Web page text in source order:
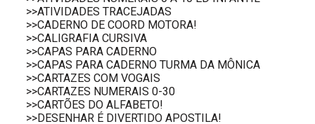
>>ATIVIDADES TRACEJADAS
>>CADERNO DE COORD MOTORA!
>>CALIGRAFIA CURSIVA
>>CAPAS PARA CADERNO
>>CAPAS PARA CADERNO TURMA DA MÔNICA
>>CARTAZES COM VOGAIS
>>CARTAZES NUMERAIS 0-30
>>CARTÕES DO ALFABETO!
>>DESENHAR É DIVERTIDO APOSTILA!